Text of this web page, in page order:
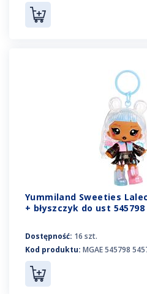
Yummiland Sweeties
+ błyszczyk do ust 545798
Dostępność: 16 szt.
Kod produktu: MGAE 545798